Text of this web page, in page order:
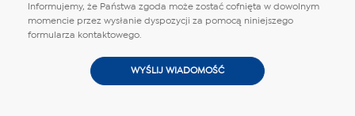
Informujemy, że Państwa zgoda może zostać cofnięta w dowolnym
momencie przez wysłanie dyspozycji za pomocą niniejszego
formularza kontaktowego.